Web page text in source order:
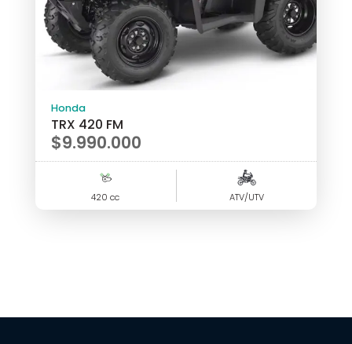
Honda
TRX 420 FM
$9.990.000
420 cc ATV/UTV